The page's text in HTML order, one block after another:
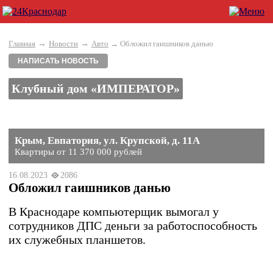
Главная → Новости → Авто → Обложил гаишников данью
НАПИСАТЬ НОВОСТЬ
Клубный дом «ИМПЕРАТОР»
Крым, Евпатория, ул. Крупской, д. 11А
Квартиры от 11 370 000 рублей
16.08.2023 2086
Обложил гаишников данью
В Краснодаре компьютерщик вымогал у
сотрудников ДПС деньги за работоспособность
их служебных планшетов.